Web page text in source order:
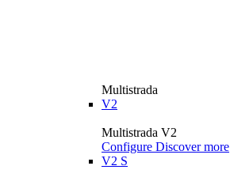
Multistrada
V2
Multistrada V2
Configure Discover more
V2 S